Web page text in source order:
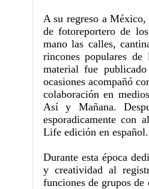
A su regreso a
de fotoreportero de
mano las calles,
rincones populares
material fue
ocasiones acompañó
colaboración en
Así y Mañana.
esporadicamente con
Life edición en español.
Durante esta época
y creatividad al
funciones de grupos de